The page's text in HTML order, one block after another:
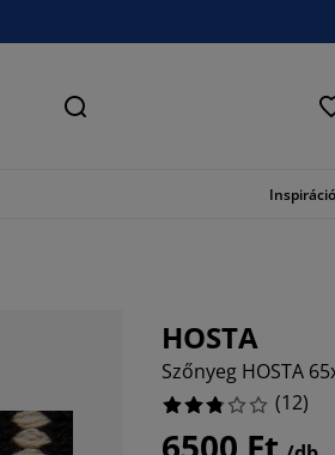
Keresés
Inspiráció
HOSTA
Szőnyeg HOSTA
(12)